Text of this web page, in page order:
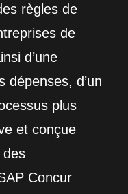
règles de
de
d’une
dépenses, d’un
plus
et conçue
des
Concur